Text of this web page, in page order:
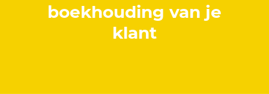
boekhouding van je
klant